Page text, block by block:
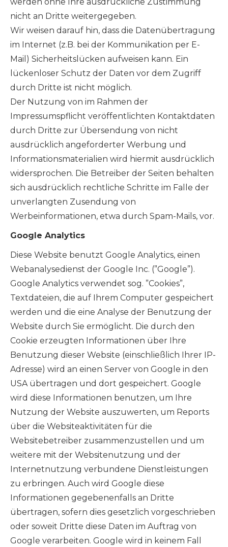
nicht an Dritte weitergegeben.
Wir weisen darauf hin, dass die Datenübertragung
im Internet (z.B. bei der Kommunikation per E-
Mail) Sicherheitslücken aufweisen kann. Ein
lückenloser Schutz der Daten vor dem Zugriff
durch Dritte ist nicht möglich.
Der Nutzung von im Rahmen der
Impressumspflicht veröffentlichten Kontaktdaten
durch Dritte zur Übersendung von nicht
ausdrücklich angeforderter Werbung und
Informationsmaterialien wird hiermit ausdrücklich
widersprochen. Die Betreiber der Seiten behalten
sich ausdrücklich rechtliche Schritte im Falle der
unverlangten Zusendung von
Werbeinformationen, etwa durch Spam-Mails, vor.
Google Analytics
Diese Website benutzt Google Analytics, einen
Webanalysedienst der Google Inc. (”Google”).
Google Analytics verwendet sog. ”Cookies”,
Textdateien, die auf Ihrem Computer gespeichert
werden und die eine Analyse der Benutzung der
Website durch Sie ermöglicht. Die durch den
Cookie erzeugten Informationen über Ihre
Benutzung dieser Website (einschließlich Ihrer IP-
Adresse) wird an einen Server von Google in den
USA übertragen und dort gespeichert. Google
wird diese Informationen benutzen, um Ihre
Nutzung der Website auszuwerten, um Reports
über die Websiteaktivitäten für die
Websitebetreiber zusammenzustellen und um
weitere mit der Websitenutzung und der
Internetnutzung verbundene Dienstleistungen
zu erbringen. Auch wird Google diese
Informationen gegebenenfalls an Dritte
übertragen, sofern dies gesetzlich vorgeschrieben
oder soweit Dritte diese Daten im Auftrag von
Google verarbeiten. Google wird in keinem Fall